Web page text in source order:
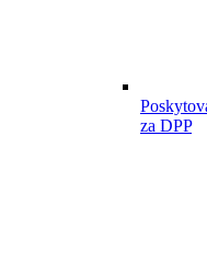
za DPP